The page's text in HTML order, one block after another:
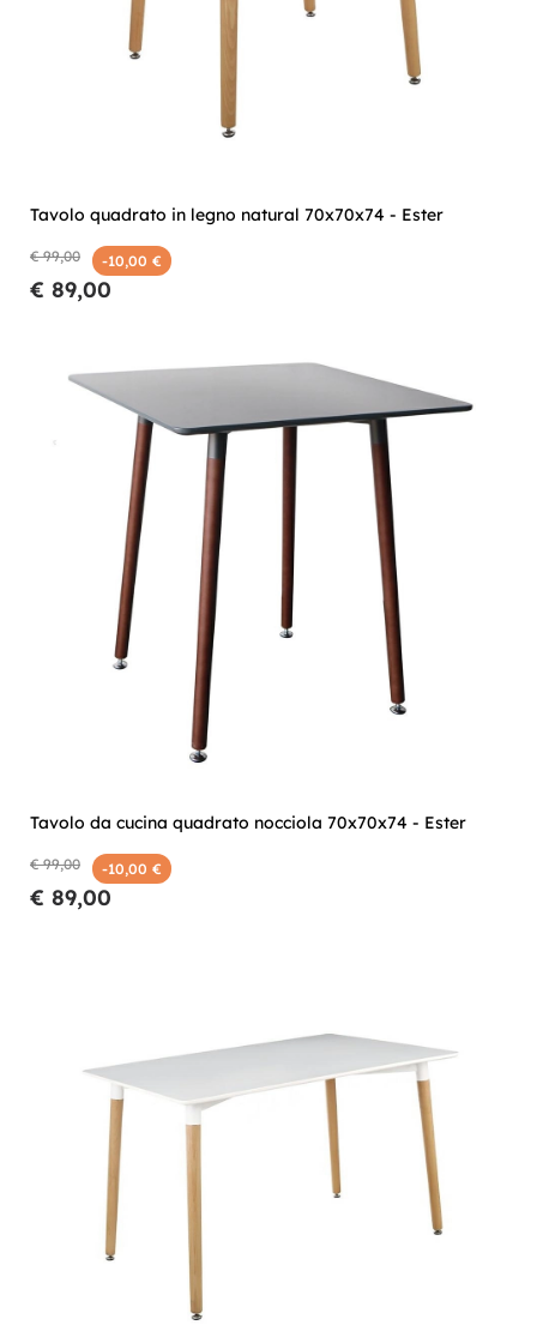
Tavolo quadrato in legno natural 70x70x74 - Ester
€ 99,00 -10,00 €
€ 89,00
Tavolo da cucina quadrato nocciola 70x70x74 - Ester
€ 99,00 -10,00 €
€ 89,00